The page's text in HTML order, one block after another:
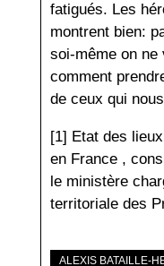
fatigués. Les
montrent bien:
soi-même on ne
comment
de ceux qui
[1] Etat des
en France ,
le ministère
territoriale des
ALEXIS BATAILLE-